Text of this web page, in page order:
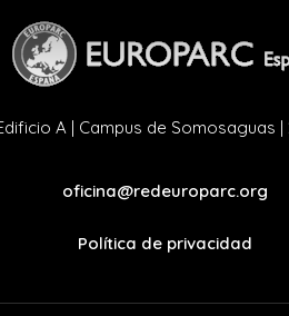
A | Campus de Somosaguas |
oficina@redeuroparc.org
Política de privacidad